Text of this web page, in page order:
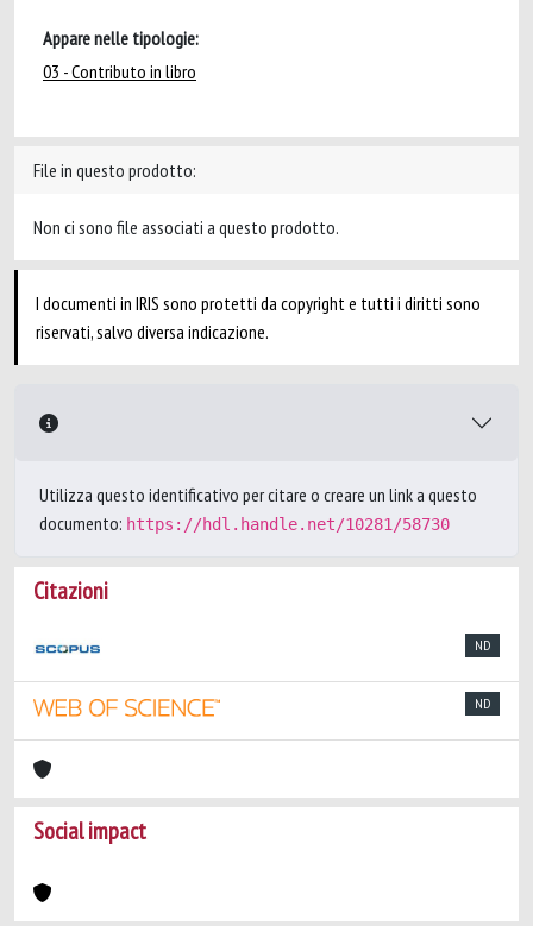
Appare nelle tipologie:
03 - Contributo in libro
File in questo prodotto:
Non ci sono file associati a questo prodotto.
I documenti in IRIS sono protetti da copyright e tutti i diritti sono
riservati, salvo diversa indicazione.
Utilizza questo identificativo per citare o creare un link a questo
documento: https://hdl.handle.net/10281/58730
Citazioni
ND
ND
Social impact